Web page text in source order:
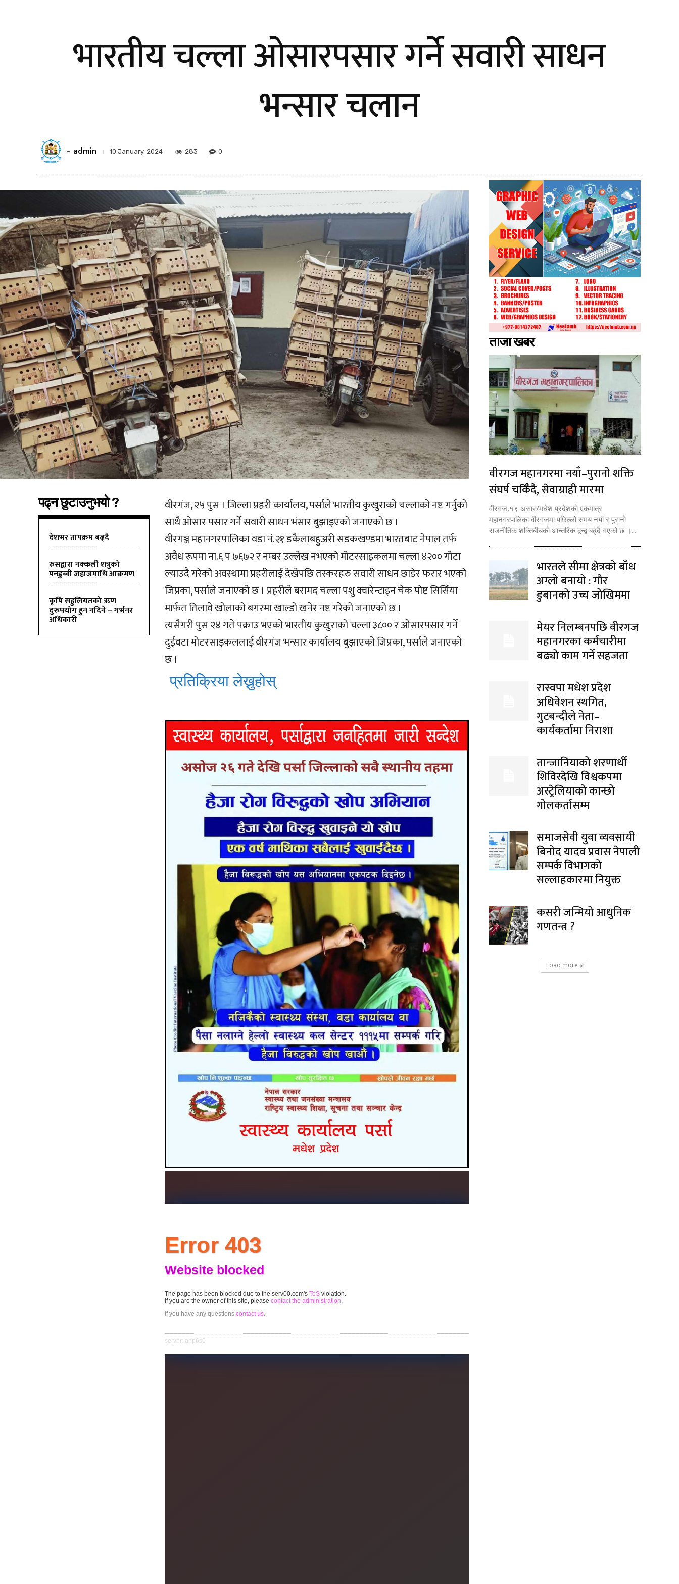
भारतीय चल्ला ओसारपसार गर्ने सवारी साधन
भन्सार चलान
- admin 10 January, 2024 283 0
पढ्न छुटाउनुभयो ?
देशभर तापक्रम बढ्दै
रुसद्वारा नक्कली शत्रुको
पनडुब्बी जहाजमाथि आक्रमण
कृषि सहुलियतको ऋण
दुरूपयोग हुन नदिने – गर्भनर
अधिकारी
वीरगंज, २५ पुस । जिल्ला प्रहरी कार्यालय, पर्साले भारतीय कुखुराको चल्लाको नष्ट गर्नुको
साथै ओसार पसार गर्ने सवारी साधन भंसार बुझाइएको जनाएको छ ।
वीरगञ्ज महानगरपालिका वडा नं.२१ डकैलाबहुअरी सडकखण्डमा भारतबाट नेपाल तर्फ
अवैध रूपमा ना.६ प ७६७२ र नम्बर उल्लेख नभएको मोटरसाइकलमा चल्ला ४२०० गोटा
ल्याउदै गरेको अवस्थामा प्रहरीलाई देखेपछि तस्करहरु सवारी साधन छाडेर फरार भएको
जिप्रका, पर्साले जनाएको छ । प्रहरीले बरामद चल्ला पशु क्वारेन्टाइन चेक पोष्ट सिर्सिया
मार्फत तिलावे खोलाको बगरमा खाल्डो खनेर नष्ट गरेको जनाएको छ ।
त्यसैगरी पुस २४ गते पक्राउ भएको भारतीय कुखुराको चल्ला ३८०० र ओसारपसार गर्ने
दुईवटा मोटरसाइकललाई वीरगंज भन्सार कार्यालय बुझाएको जिप्रका, पर्साले जनाएको
छ ।
प्रतिक्रिया लेख्नुहोस्
ताजा खबर
वीरगज महानगरमा नयाँ–पुरानो शक्ति
संघर्ष चर्किँदै, सेवाग्राही मारमा
वीरगज,१९ असार/मधेश प्रदेशको एकमात्र
महानगरपालिका वीरगजमा पछिल्लो समय नयाँ र पुरानो
राजनीतिक शक्तिबीचको आन्तरिक द्वन्द्व बढ्दै गएको छ ।...
भारतले सीमा क्षेत्रको बाँध
अग्लो बनायो : गौर
डुबानको उच्च जोखिममा
मेयर निलम्बनपछि वीरगज
महानगरका कर्मचारीमा
बढ्यो काम गर्ने सहजता
रास्वपा मधेश प्रदेश
अधिवेशन स्थगित,
गुटबन्दीले नेता–
कार्यकर्तामा निराशा
तान्जानियाको शरणार्थी
शिविरदेखि विश्वकपमा
अस्ट्रेलियाको कान्छो
गोलकर्तासम्म
समाजसेवी युवा व्यवसायी
बिनोद यादव प्रवास नेपाली
सम्पर्क विभागको
सल्लाहकारमा नियुक्त
कसरी जन्मियो आधुनिक
गणतन्त्र ?
Load more